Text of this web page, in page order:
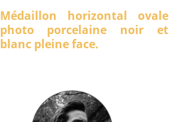
Médaillon horizontal ovale
photo porcelaine noir et
blanc pleine face.